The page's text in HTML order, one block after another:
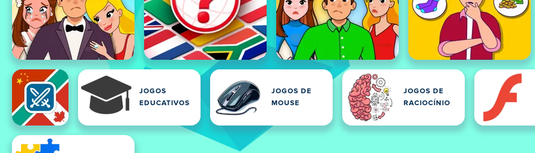
JOGOS
EDUCATIVOS
JOGOS DE
MOUSE
JOGOS DE
RACIOCÍNIO